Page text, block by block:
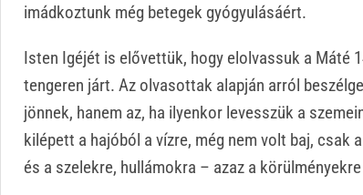
imádkoztunk még betegek gyógyulásáért.
Isten Igéjét is elővettük, hogy elolvassuk a Máté
tengeren járt. Az olvasottak alapján arról
jönnek, hanem az, ha ilyenkor levesszük a
kilépett a hajóból a vízre, még nem volt baj, csak
és a szelekre, hullámokra – azaz a